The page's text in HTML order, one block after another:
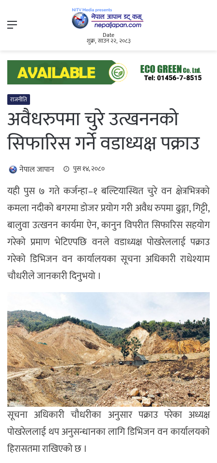
Menu
Date
शुक्र, साउन २२, २०८३
राजनीति
अवैधरुपमा चुरे उत्खननको
सिफारिस गर्ने वडाध्यक्ष पक्राउ
नेपाल जापान पुस १४, २०८०
यही पुस ७ गते कर्जन्हा–१ बल्टियास्थित चुरे वन क्षेत्रभित्रको
कमला नदीको बगरमा डोजर प्रयोग गरी अवैध रुपमा ढुङ्गा, गिट्टी,
बालुवा उत्खनन कार्यमा ऐन, कानुन विपरीत सिफारिस सहयोग
गरेको प्रमाण भेटिएपछि वनले वडाध्यक्ष पोखरेललाई पक्राउ
गरेको डिभिजन वन कार्यालयका सूचना अधिकारी राधेश्याम
चौधरीले जानकारी दिनुभयो ।
सूचना अधिकारी चौधरीका अनुसार पक्राउ परेका अध्यक्ष
पोखरेललाई थप अनुसन्धानका लागि डिभिजन वन कार्यालयको
हिरासतमा राखिएको छ ।